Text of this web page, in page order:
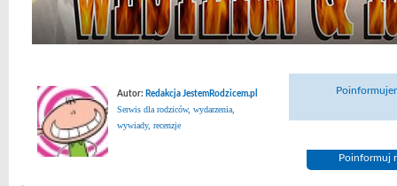
Autor: Redakcja JestemRodzicem.pl
Serwis dla rodziców, wydarzenia,
wywiady, recenzje
Poinformuj